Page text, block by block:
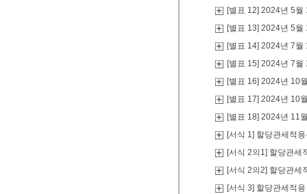
[별표 12] 2024년 5
[별표 13] 2024년 5
[별표 14] 2024년 7
[별표 15] 2024년 7
[별표 16] 2024년 10
[별표 17] 2024년 10
[별표 18] 2024년 11
[서식 1] 할당관세적
[서식 2의1] 할당관세
[서식 2의2] 할당관세
[서식 3] 할당관세적